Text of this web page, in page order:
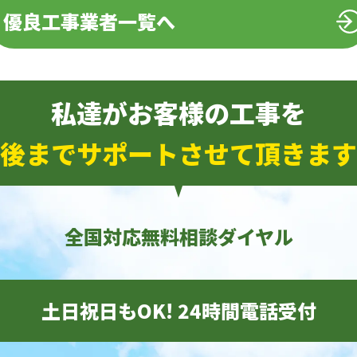
優良工事業者一覧へ
私達がお客様の工事を
までサポートさせて頂きま
全国対応無料相談ダイヤル
土日祝日もOK! 24時間電話受付